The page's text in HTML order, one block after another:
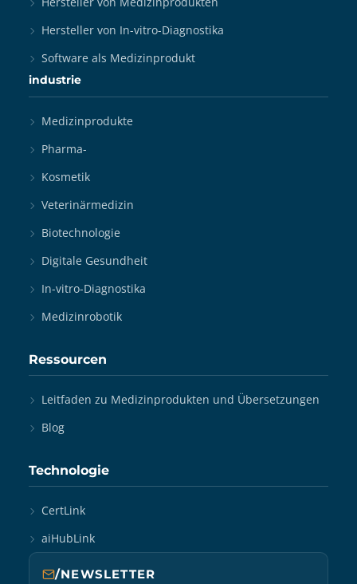
Hersteller von In-vitro-Diagnostika
Software als Medizinprodukt
industrie
Medizinprodukte
Pharma-
Kosmetik
Veterinärmedizin
Biotechnologie
Digitale Gesundheit
In-vitro-Diagnostika
Medizinrobotik
Ressourcen
Leitfaden zu Medizinprodukten und Übersetzungen
Blog
Technologie
CertLink
aiHubLink
/NEWSLETTER